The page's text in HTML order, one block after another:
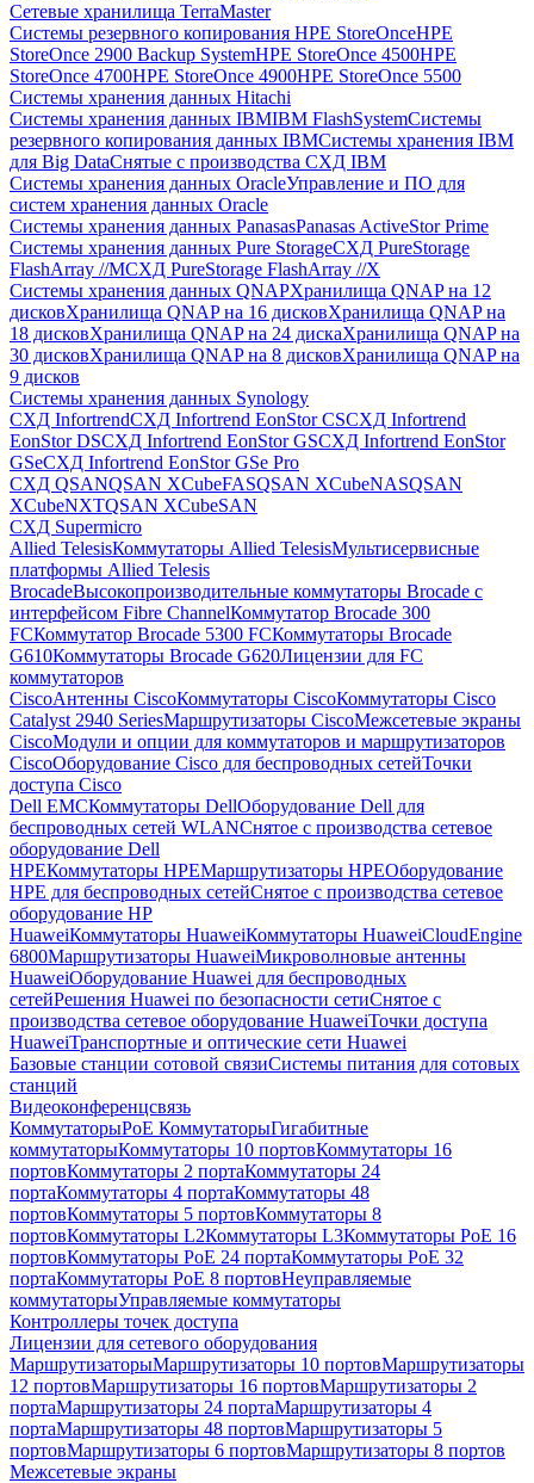
Сетевые хранилища TerraMaster
Системы резервного копирования HPE StoreOnceHPE
StoreOnce 2900 Backup SystemHPE StoreOnce 4500HPE
StoreOnce 4700HPE StoreOnce 4900HPE StoreOnce 5500
Системы хранения данных Hitachi
Системы хранения данных IBMIBM FlashSystemСистемы
резервного копирования данных IBMСистемы хранения IBM
для Big DataСнятые с производства СХД IBM
Системы хранения данных OracleУправление и ПО для
систем хранения данных Oracle
Системы хранения данных PanasasPanasas ActiveStor Prime
Системы хранения данных Pure StorageСХД PureStorage
FlashArray //MСХД PureStorage FlashArray //X
Системы хранения данных QNAPХранилища QNAP на 12
дисковХранилища QNAP на 16 дисковХранилища QNAP на
18 дисковХранилища QNAP на 24 дискаХранилища QNAP на
30 дисковХранилища QNAP на 8 дисковХранилища QNAP на
9 дисков
Системы хранения данных Synology
СХД InfortrendСХД Infortrend EonStor CSСХД Infortrend
EonStor DSСХД Infortrend EonStor GSСХД Infortrend EonStor
GSeСХД Infortrend EonStor GSe Pro
СХД QSANQSAN XCubeFASQSAN XCubeNASQSAN
XCubeNXTQSAN XCubeSAN
СХД Supermicro
Allied TelesisКоммутаторы Allied TelesisМультисервисные
платформы Allied Telesis
BrocadeВысокопроизводительные коммутаторы Brocade с
интерфейсом Fibre ChannelКоммутатор Brocade 300
FCКоммутатор Brocade 5300 FCКоммутаторы Brocade
G610Коммутаторы Brocade G620Лицензии для FC
коммутаторов
CiscoАнтенны CiscoКоммутаторы CiscoКоммутаторы Cisco
Catalyst 2940 SeriesМаршрутизаторы CiscoМежсетевые экраны
CiscoМодули и опции для коммутаторов и маршрутизаторов
CiscoОборудование Cisco для беспроводных сетейТочки
доступа Cisco
Dell EMCКоммутаторы DellОборудование Dell для
беспроводных сетей WLANСнятое с производства сетевое
оборудование Dell
HPEКоммутаторы HPEМаршрутизаторы HPEОборудование
HPE для беспроводных сетейСнятое с производства сетевое
оборудование HP
HuaweiКоммутаторы HuaweiКоммутаторы HuaweiCloudEngine
6800Маршрутизаторы HuaweiМикроволновые антенны
HuaweiОборудование Huawei для беспроводных
сетейРешения Huawei по безопасности сетиСнятое с
производства сетевое оборудование HuaweiТочки доступа
HuaweiТранспортные и оптические сети Huawei
Базовые станции сотовой связиСистемы питания для сотовых
станций
Видеоконференцсвязь
КоммутаторыPoE КоммутаторыГигабитные
коммутаторыКоммутаторы 10 портовКоммутаторы 16
портовКоммутаторы 2 портаКоммутаторы 24
портаКоммутаторы 4 портаКоммутаторы 48
портовКоммутаторы 5 портовКоммутаторы 8
портовКоммутаторы L2Коммутаторы L3Коммутаторы PoE 16
портовКоммутаторы PoE 24 портаКоммутаторы PoE 32
портаКоммутаторы PoE 8 портовНеуправляемые
коммутаторыУправляемые коммутаторы
Контроллеры точек доступа
Лицензии для сетевого оборудования
МаршрутизаторыМаршрутизаторы 10 портовМаршрутизаторы
12 портовМаршрутизаторы 16 портовМаршрутизаторы 2
портаМаршрутизаторы 24 портаМаршрутизаторы 4
портаМаршрутизаторы 48 портовМаршрутизаторы 5
портовМаршрутизаторы 6 портовМаршрутизаторы 8 портов
Межсетевые экраны